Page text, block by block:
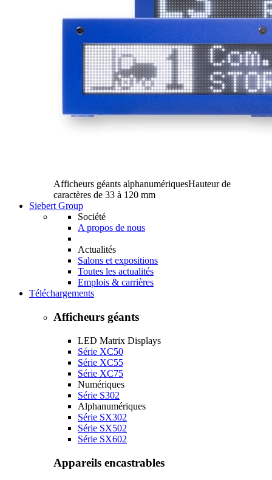
Afficheurs géants alphanumériquesHauteur de
caractères de 33 à 120 mm
Siebert Group
Société
A propos de nous
Actualités
Salons et expositions
Toutes les actualités
Emplois & carrières
Téléchargements
Afficheurs géants
LED Matrix Displays
Série XC50
Série XC55
Série XC75
Numériques
Série S302
Alphanumériques
Série SX302
Série SX502
Série SX602
Appareils encastrables